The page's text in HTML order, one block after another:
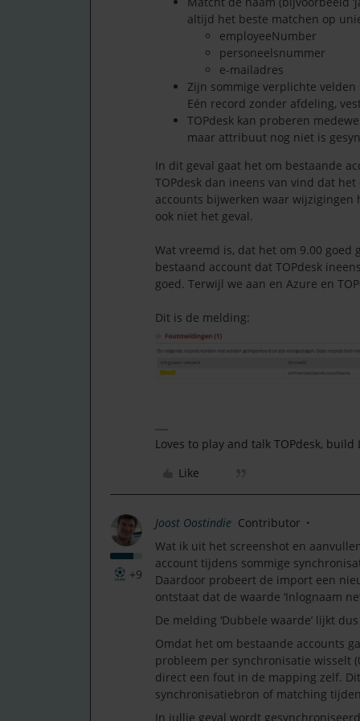
altijd het beste matchen op
employeeNumber
personeelsnummer
e-mailadres
Zijn sommige verplichte velden
Eén record zonder afdeling,
TOPdesk kan proberen
maar attribuut nog niet is
In dit geval gaat het om bestaande
TOPdesk dan ineens van vind dat
accounts bijwerken waar
ook niet het geval.
Wat vreemd is, dat het om 9.00
bestaand account dat TOPdesk
goed. Terwijl we aan en Azure en
Dit is de melding:
Loves to play and talk TOPdesk,
Like
+9
Joost Oostindie Contributor
Wat ik uit het screenshot en
account tijdens sommige
Daardoor probeert de import een
ontstaat dat de waarde ‘Inlognaam
De melding ‘Dubbele waarde’ lijkt
Omdat het om bestaande accounts
probleem per synchronisatie wisselt
direct een fout in de mapping zelf.
synchronisatiebron of matching
In jullie geval wordt gesynchroniseerd